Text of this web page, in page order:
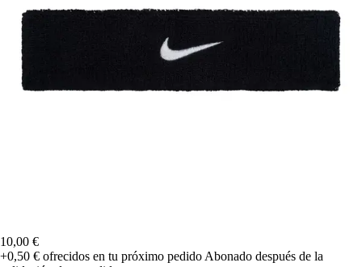
10,00 €
+0,50 € ofrecidos en tu próximo pedido Abonado después de la